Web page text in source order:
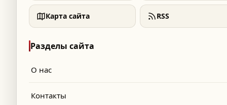
Карта сайта RSS
Разделы сайта
О нас
Контакты